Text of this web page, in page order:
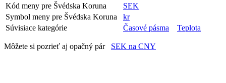
Kód meny pre Švédska Koruna
SEK
Symbol meny pre Švédska Koruna
kr
Súvisiace kategórie
Časové pásma Teplota
Môžete si pozrieť aj opačný pár SEK na CNY